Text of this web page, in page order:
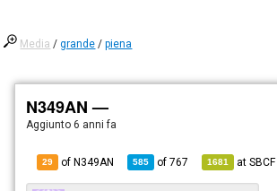
Media /grande /piena
N349AN —
Aggiunto6 anni fa
29 of N349AN 585 of767 1681 atSBCF